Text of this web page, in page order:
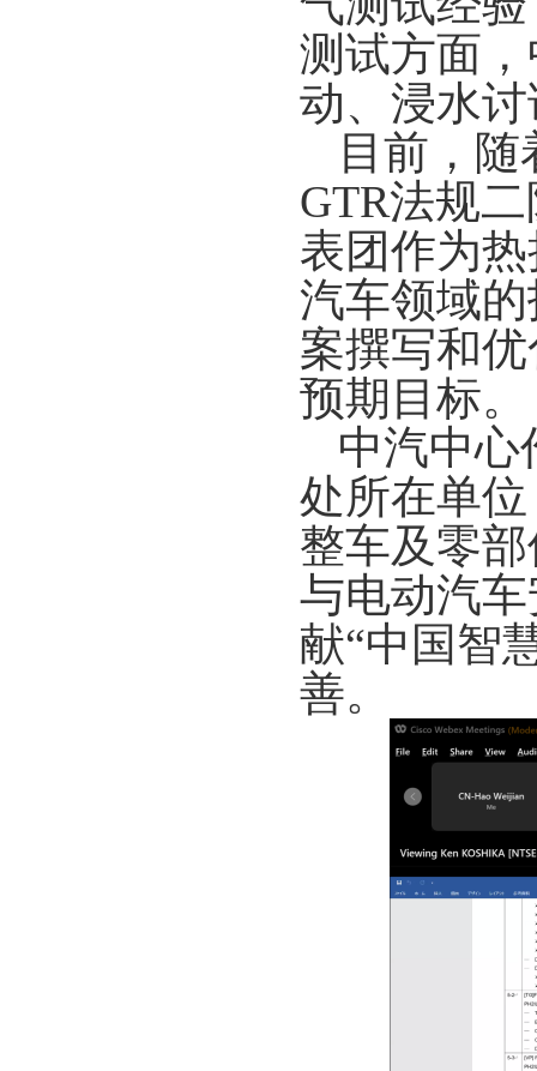
测试方面
动、浸水
目前，
GTR法规
表团作为
汽车领域
案撰写和
预期目标。
中汽中心
处所在单
整车及零
与电动汽
献“中国智
善。